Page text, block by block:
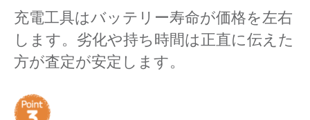
充電工具はバッテリー寿命が価格を左右
します。劣化や持ち時間は正直に伝えた
方が査定が安定します。